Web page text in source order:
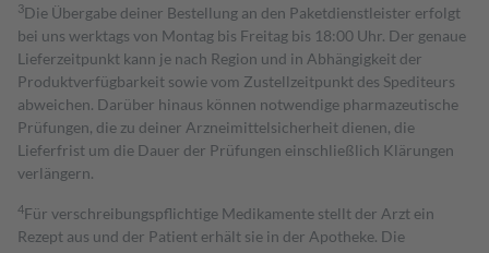
3Die Übergabe deiner Bestellung an den Paketdienstleister erfolgt
bei uns werktags von Montag bis Freitag bis 18:00 Uhr. Der genaue
Lieferzeitpunkt kann je nach Region und in Abhängigkeit der
Produktverfügbarkeit sowie vom Zustellzeitpunkt des Spediteurs
abweichen. Darüber hinaus können notwendige pharmazeutische
Prüfungen, die zu deiner Arzneimittelsicherheit dienen, die
Lieferfrist um die Dauer der Prüfungen einschließlich Klärungen
verlängern.
4Für verschreibungspflichtige Medikamente stellt der Arzt ein
Rezept aus und der Patient erhält sie in der Apotheke. Die